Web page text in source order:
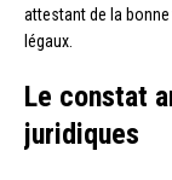
attestant de la
légaux.
Le constat
juridiques